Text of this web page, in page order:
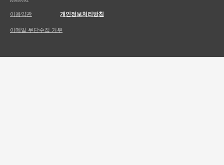
이용약관 개인정보처리방침
이메일 무단수집 거부